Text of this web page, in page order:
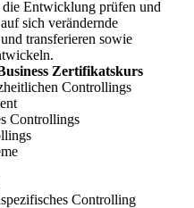
die Entwicklung prüfen und
sich verändernde
transferieren sowie
Zertifikatskurs
Controllings
Controllings
Controlling